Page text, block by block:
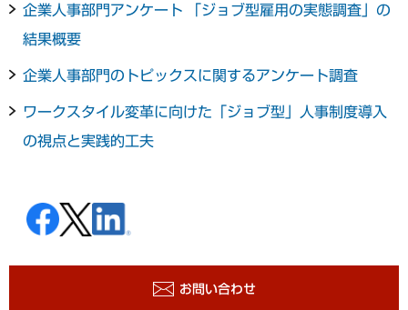
企業人事部門アンケート 「ジョブ型雇用の実態調査」の
結果概要
企業人事部門のトピックスに関するアンケート調査
ワークスタイル変革に向けた「ジョブ型」人事制度導入
の視点と実践的工夫
お問い合わせ